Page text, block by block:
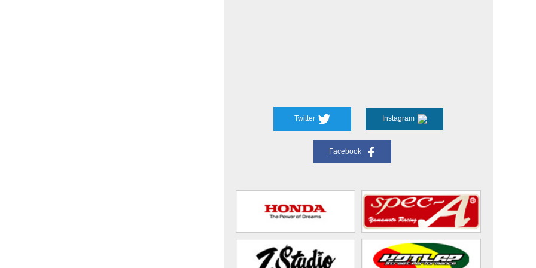
Twitter Instagram
Facebook